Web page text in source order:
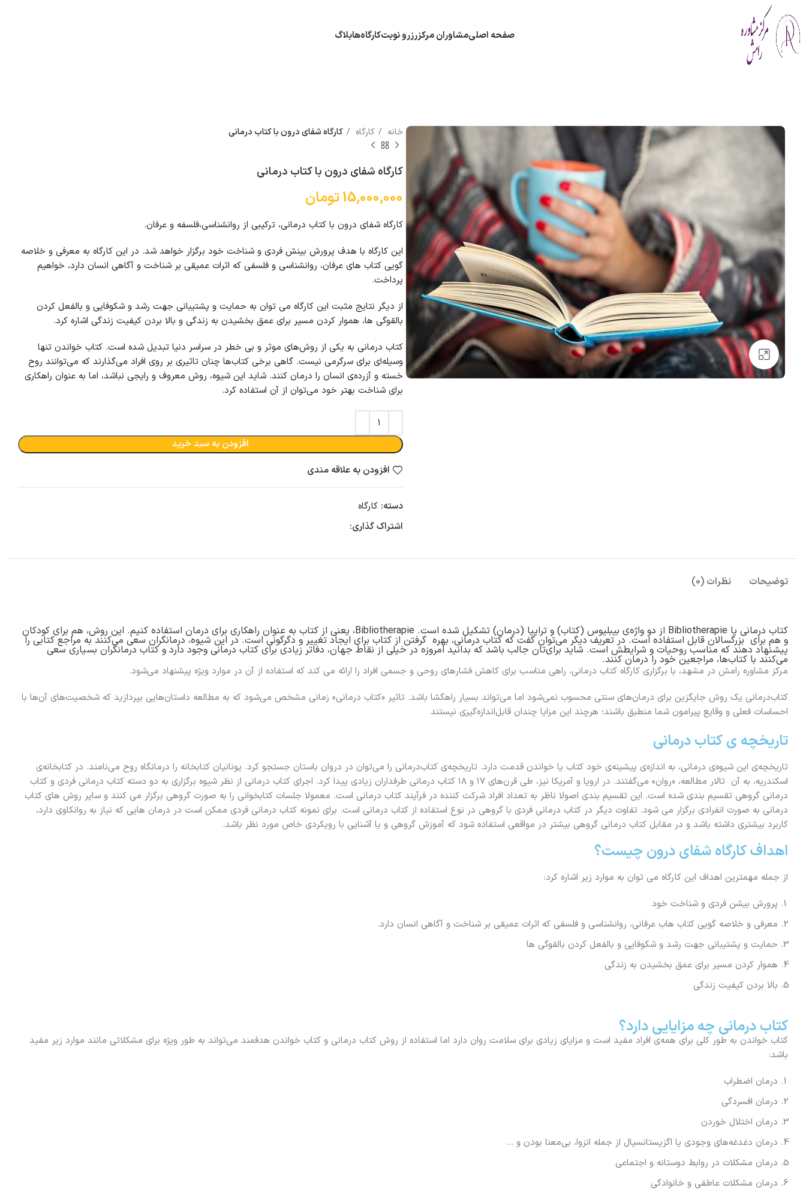
صفحه اصلیمشاوران مرکزرزرو نوبتکارگاه‌هابلاگ
بزرگنمایی تصویر
خانه کارگاه کارگاه شفای درون با کتاب درمانی
کارگاه شفای درون با کتاب درمانی
15,000,000تومان
کارگاه شفای درون با کتاب درمانی، ترکیبی از روانشناسی،فلسفه و عرفان.
این کارگاه با هدف پرورش بینش فردی و شناخت خود برگزار خواهد شد. در این کارگاه به معرفی و خلاصه
گویی کتاب های عرفان، روانشناسی و فلسفی که اثرات عمیقی بر شناخت و آگاهی انسان دارد، خواهیم
پرداخت.
از دیگر نتایج مثبت این کارگاه می توان به حمایت و پشتیبانی جهت رشد و شکوفایی و بالفعل کردن
بالقوگی ها، هموار کردن مسیر برای عمق بخشیدن به زندگی و بالا بردن کیفیت زندگی اشاره کرد.
کتاب درمانی به یکی از روش‌های موثر و بی‌ خطر در سراسر دنیا تبدیل شده است. کتاب خواندن تنها
وسیله‌ای برای سرگرمی نیست. گاهی برخی کتاب‌ها چنان تاثیری بر روی افراد می‌گذارند که می‌توانند روح
خسته و آزرده‌ی انسان را درمان کنند. شاید این شیوه، روش معروف و رایجی نباشد، اما به عنوان راهکاری
برای شناخت بهتر خود می‌توان از آن استفاده کرد.
افزودن به سبد خرید
افزودن به علاقه مندی
دسته: کارگاه
اشتراک گذاری:
توضیحات نظرات (0)
کتاب درمانی یا Bibliotherapie از دو واژه‌ی بیبلیوس (کتاب) و تراپیا (درمان) تشکیل شده است. Bibliotherapie، یعنی از کتاب به عنوان راهکاری برای درمان استفاده کنیم. این روش، هم برای کودکان
و هم برای بزرگسالان قابل استفاده است. در تعریف دیگر می‌توان گفت که کتاب درمانی، بهره گرفتن از کتاب برای ایجاد تغییر و دگرگونی است. در این شیوه، درمانگران سعی می‌کنند به مراجع کتابی را
پیشنهاد دهند که مناسب روحیات و شرایطش است. شاید برای‌تان جالب باشد که بدانید امروزه در خیلی از نقاط جهان، دفاتر زیادی برای کتاب درمانی وجود دارد و کتاب درمانگران بسیاری سعی
می‌کنند با کتاب‌ها، مراجعین خود را درمان کنند.
مرکز مشاوره رامش در مشهد، با برگزاری کارگاه کتاب‌ درمانی، راهی مناسب برای کاهش فشارهای روحی و جسمی افراد را ارائه می کند که استفاده از آن در موارد ویژه پیشنهاد می‌شود.
کتاب‌درمانی یک روش جایگزین برای درمان‌های سنتی محسوب نمی‌شود اما می‌تواند بسیار راهگشا باشد. تاثیر «کتاب‌ درمانی» زمانی مشخص می‌شود که به مطالعه‌ داستان‌هایی بپردازید که شخصیت‌های آن‌ها با
احساسات فعلی و وقایع پیرامون شما منطبق باشند؛ هرچند این مزایا چندان قابل‌اندازه‌گیری نیستند
تاریخچه ی کتاب درمانی
تاریخچه‌ی این شیوه‌ی درمانی، به اندازه‌ی پیشینه‌ی خود کتاب یا خواندن قدمت دارد. تاریخچه‌ی کتاب‌درمانی را می‌توان در دروان باستان جستجو کرد. یونانیان کتابخانه را درمانگاه روح می‌نامند. در کتابخانه‌ی
اسکندریه، به آن تالار مطالعه، «روان» می‌گفتند. در اروپا و آمریکا نیز، طی قرن‌های ۱۷ و ۱۸ کتاب درمانی طرفداران زیادی پیدا کرد. اجرای کتاب درمانی از نظر شیوه برگزاری به دو دسته کتاب درمانی فردی و کتاب
درمانی گروهی تقسیم بندی شده است. این تقسیم بندی اصولا ناظر به تعداد افراد شرکت کننده در فرآیند کتاب درمانی است. معمولا جلسات کتابخوانی را به صورت گروهی برگزار می کنند و سایر روش های کتاب
درمانی به صورت انفرادی برگزار می شود. تفاوت دیگر در کتاب درمانی فردی با گروهی در نوع استفاده از کتاب درمانی است. برای نمونه کتاب درمانی فردی ممکن است در درمان هایی که نیاز به روانکاوی دارد،
کاربرد بیشتری داشته باشد و در مقابل کتاب درمانی گروهی بیشتر در مواقعی استفاده شود که آموزش گروهی و یا آشنایی با رویکردی خاص مورد نظر باشد.
اهداف کارگاه شفای درون چیست؟
از جمله مهمترین اهداف این کارگاه می توان به موارد زیر اشاره کرد:
پرورش بیشن فردی و شناخت خود
معرفی و خلاصه گویی کتاب هاب عرفانی، روانشناسی و فلسفی که اثرات عمیقی بر شناخت و آگاهی انسان دارد.
حمایت و پشتیبانی جهت رشد و شکوفایی و بالفعل کردن بالقوگی ها
هموار کردن مسیر برای عمق بخشیدن به زندگی
بالا بردن کیفیت زندگی
کتاب درمانی چه مزایایی دارد؟
کتاب خواندن به طور کلی برای همه‌ی افراد مفید است و مزایای زیادی برای سلامت روان دارد اما استفاده از روش کتاب‌ درمانی و کتاب خواندن هدفمند می‌تواند به طور ویژه برای مشکلاتی مانند موارد زیر مفید
باشد:
درمان اضطراب
درمان افسردگی
درمان اختلال خوردن
درمان دغدغه‌های وجودی یا اگزیستانسیال از جمله انزوا، بی‌معنا بودن و …
درمان مشکلات در روابط دوستانه و اجتماعی
درمان مشکلات عاطفی و خانوادگی